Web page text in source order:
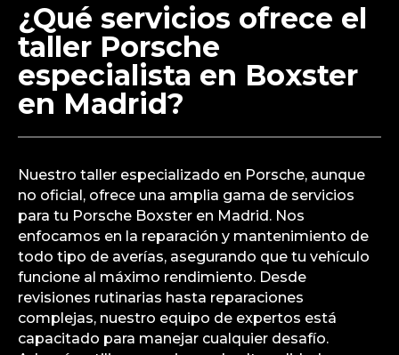
¿Qué servicios ofrece el
taller Porsche
especialista en Boxster
en Madrid?
Nuestro taller especializado en Porsche, aunque
no oficial, ofrece una amplia gama de servicios
para tu Porsche Boxster en Madrid. Nos
enfocamos en la reparación y mantenimiento de
todo tipo de averías, asegurando que tu vehículo
funcione al máximo rendimiento. Desde
revisiones rutinarias hasta reparaciones
complejas, nuestro equipo de expertos está
capacitado para manejar cualquier desafío.